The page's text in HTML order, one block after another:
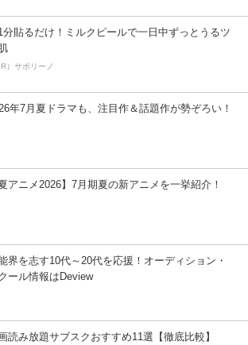
分貼るだけ！ミルクピールで一日中ずっとうるツ
）サボリーノ
年7月夏ドラマも、注目作＆話題作が勢ぞろい！
夏アニメ2026】7月期夏の新アニメを一挙紹介！
界を志す10代～20代を応援！オーディション・
ール情報はDeview
読み放題サブスクおすすめ11選【徹底比較】